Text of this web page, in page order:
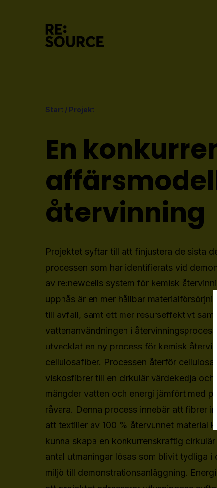
Start / Projekt
En
återvinning
Projektet syftar till att finjustera de sista
processen som har identifierats vid
av re:newcells system för kemisk
uppnås är en mer hållbar
till avfall, samt ett mer resurseffektivt
vattenanvändningen i
utvecklat en ny process för kemisk
cellulosafiber. Processen återför
viskosfibrer till en cirkulär värdekedja och
mängder vatten och energi jämfört med
råvara. Denna process innebär att fibrer
att textilier av 100 % återvunnet material
kunna skapa en konkurrenskraftig
antal utmaningar lösas som blivit tydliga
miljö till demonstrationsanläggning.